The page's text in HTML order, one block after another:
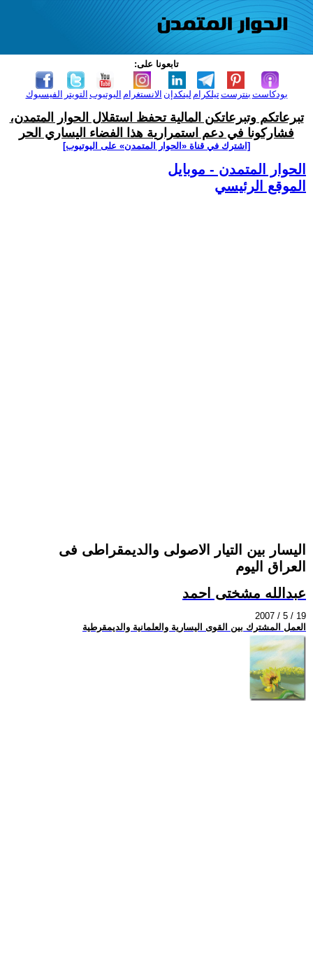
تابعونا على:
الفيسبوك التويتر اليوتيوب الانستغرام لينكدإن تيلكرامبنترست بودكاست
تبرعاتكم وتبرعاتكن المالية تحفظ استقلال الحوار المتمدن،
فشاركونا في دعم استمرارية هذا الفضاء اليساري الحر
[اشترك في قناة ‫«الحوار المتمدن» على اليوتيوب]
الحوار المتمدن - موبايل
الموقع الرئيسي
اليسار بين التيار الاصولى والديمقراطى فى
العراق اليوم
عبدالله مشختى احمد
2007 / 5 / 19
العمل المشترك بين القوى اليسارية والعلمانية والديمقرطية